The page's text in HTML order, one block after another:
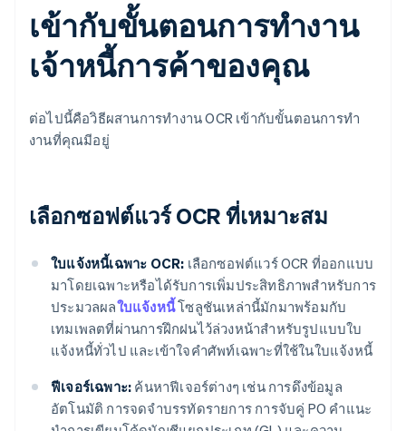
เข้ากับขั้นตอนการทํางาน
เจ้าหนี้การค้าของคุณ
ต่อไปนี้คือวิธีผสานการทํางาน OCR เข้ากับขั้นตอนการทํา
งานที่คุณมีอยู่
เลือกซอฟต์แวร์ OCR ที่เหมาะสม
ใบแจ้งหนี้เฉพาะ OCR: เลือกซอฟต์แวร์ OCR ที่ออกแบบ
มาโดยเฉพาะหรือได้รับการเพิ่มประสิทธิภาพสําหรับการ
ประมวลผลใบแจ้งหนี้โซลูชันเหล่านี้มักมาพร้อมกับ
เทมเพลตที่ผ่านการฝึกฝนไว้ล่วงหน้าสําหรับรูปแบบใบ
แจ้งหนี้ทั่วไป และเข้าใจคําศัพท์เฉพาะที่ใช้ในใบแจ้งหนี้
ฟีเจอร์เฉพาะ: ค้นหาฟีเจอร์ต่างๆ เช่น การดึงข้อมูล
อัตโนมัติ การจดจําบรรทัดรายการ การจับคู่ PO คําแนะ